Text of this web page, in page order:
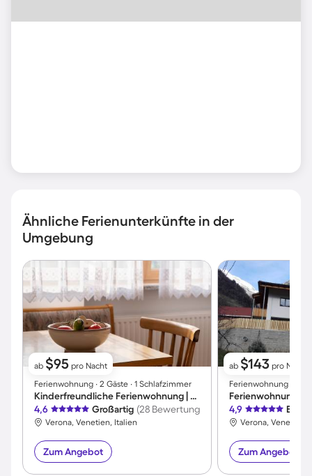
Ähnliche Ferienunterkünfte in der
Umgebung
ab $95 pro Nacht
Ferienwohnung ∙ 2 Gäste ∙ 1 Schlafzimmer
Kinderfreundliche Ferienwohnung | Hunde erlaubt
4,6
Großartig (28 Bewertungen)
Verona, Venetien, Italien
Zum Angebot
ab $143 pro Nacht
Ferienwohnung ∙ 5
Ferienwohnung |
4,9
Verona, Venetien,
Zum Angebot